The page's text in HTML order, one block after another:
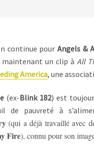
continue pour Angels &
maintenant un clip à All
America, une
(ex-Blink 182) est
de pauvreté à
(qui a déjà travaillé avec
Fire), connu pour son